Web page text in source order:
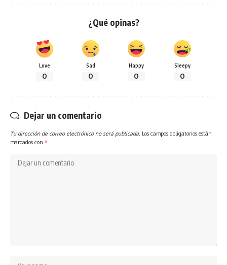
¿Qué opinas?
Love
0
Sad
0
Happy
0
Sleepy
0
Dejar un comentario
Tu dirección de correo electrónico no será publicada. Los campos obligatorios están
marcados con *